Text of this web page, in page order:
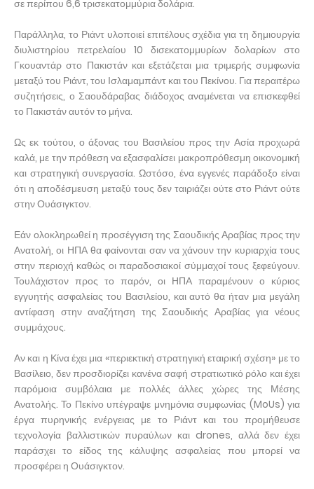
σε περίπου 6,6 τρισεκατομμύρια δολάρια.
Παράλληλα, το Ριάντ υλοποιεί επιτέλους σχέδια για τη δημιουργία
διυλιστηρίου πετρελαίου 10 δισεκατομμυρίων δολαρίων στο
Γκουαντάρ στο Πακιστάν και εξετάζεται μια τριμερής συμφωνία
μεταξύ του Ριάντ, του Ισλαμαμπάντ και του Πεκίνου. Για περαιτέρω
συζητήσεις, ο Σαουδάραβας διάδοχος αναμένεται να επισκεφθεί
το Πακιστάν αυτόν το μήνα.
Ως εκ τούτου, ο άξονας του Βασιλείου προς την Ασία προχωρά
καλά, με την πρόθεση να εξασφαλίσει μακροπρόθεσμη οικονομική
και στρατηγική συνεργασία. Ωστόσο, ένα εγγενές παράδοξο είναι
ότι η αποδέσμευση μεταξύ τους δεν ταιριάζει ούτε στο Ριάντ ούτε
στην Ουάσιγκτον.
Εάν ολοκληρωθεί η προσέγγιση της Σαουδικής Αραβίας προς την
Ανατολή, οι ΗΠΑ θα φαίνονται σαν να χάνουν την κυριαρχία τους
στην περιοχή καθώς οι παραδοσιακοί σύμμαχοί τους ξεφεύγουν.
Τουλάχιστον προς το παρόν, οι ΗΠΑ παραμένουν ο κύριος
εγγυητής ασφαλείας του Βασιλείου, και αυτό θα ήταν μια μεγάλη
αντίφαση στην αναζήτηση της Σαουδικής Αραβίας για νέους
συμμάχους.
Αν και η Κίνα έχει μια «περιεκτική στρατηγική εταιρική σχέση» με το
Βασίλειο, δεν προσδιορίζει κανένα σαφή στρατιωτικό ρόλο και έχει
παρόμοια συμβόλαια με πολλές άλλες χώρες της Μέσης
Ανατολής. Το Πεκίνο υπέγραψε μνημόνια συμφωνίας (MoUs) για
έργα πυρηνικής ενέργειας με το Ριάντ και του προμήθευσε
τεχνολογία βαλλιστικών πυραύλων και drones, αλλά δεν έχει
παράσχει το είδος της κάλυψης ασφαλείας που μπορεί να
προσφέρει η Ουάσιγκτον.